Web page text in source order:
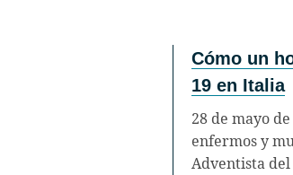
Cómo un
19 en Italia
28 de mayo
enfermos y
Adventista